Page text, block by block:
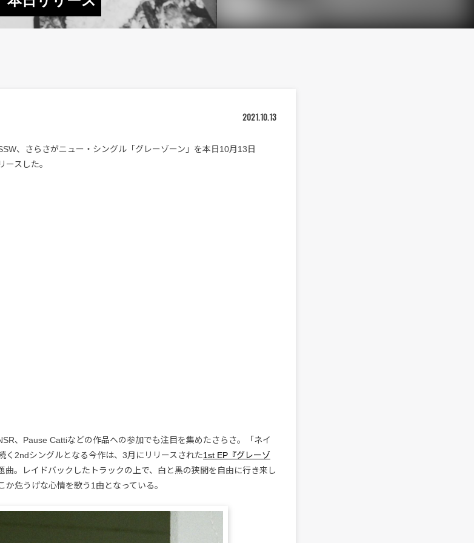
2021.10.13
、さらさがニュー・シングル「グレーゾーン」を本日10月13日
ースした。
、Pause Cattiなどの作品への参加でも注目を集めたさらさ。「ネイ
く2ndシングルとなる今作は、3月にリリースされた1st EP『グレーゾ
曲。レイドバックしたトラックの上で、白と黒の狭間を自由に行き来し
か危うげな心情を歌う1曲となっている。